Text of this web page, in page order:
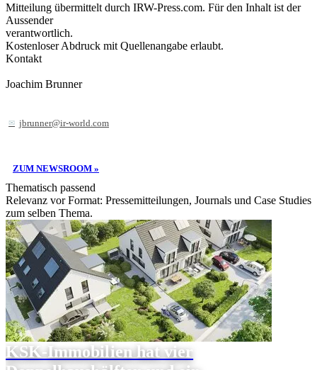
Mitteilung übermittelt durch IRW-Press.com. Für den Inhalt ist der
Aussender
verantwortlich.
Kostenloser Abdruck mit Quellenangabe erlaubt.
Kontakt
Joachim Brunner
jbrunner@ir-world.com
ZUM NEWSROOM »
Thematisch passend
Relevanz vor Format: Pressemitteilungen, Journals und Case Studies
zum selben Thema.
KSK-Immobilien hat vier